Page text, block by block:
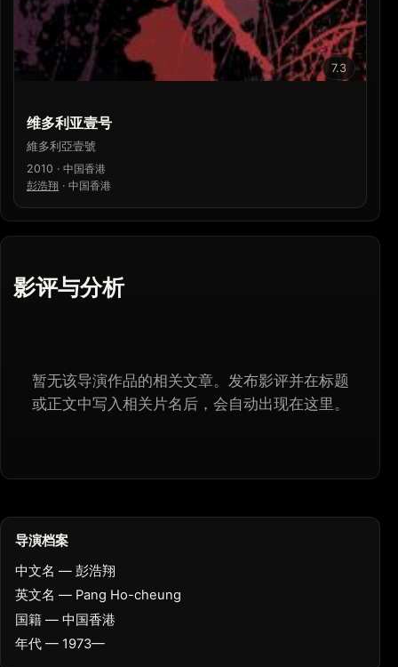
7.3
维多利亚壹号
維多利亞壹號
2010 · 中国香港
彭浩翔 · 中国香港
影评与分析
暂无该导演作品的相关文章。发布影评并在标题
或正文中写入相关片名后，会自动出现在这里。
导演档案
中文名 — 彭浩翔
英文名 — Pang Ho-cheung
国籍 — 中国香港
年代 — 1973—